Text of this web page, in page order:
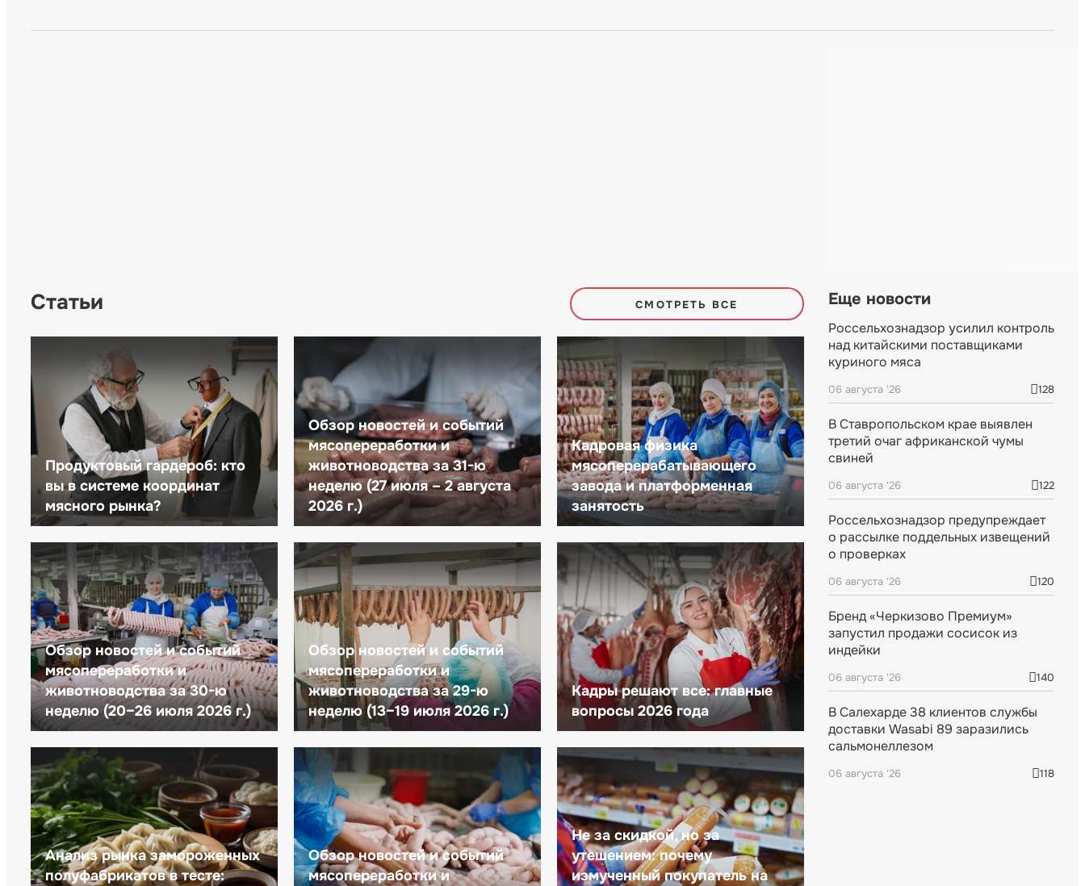
Статьи СМОТРЕТЬ ВСЕ
Продуктовый гардероб: кто
вы в системе координат
мясного рынка?
Обзор новостей и событий
мясопереработки и
животноводства за 31-ю
неделю (27 июля – 2 августа
2026 г.)
Кадровая физика
мясоперерабатывающего
завода и платформенная
занятость
Обзор новостей и событий
мясопереработки и
животноводства за 30-ю
неделю (20–26 июля 2026 г.)
Обзор новостей и событий
мясопереработки и
животноводства за 29-ю
неделю (13–19 июля 2026 г.)
Кадры решают все: главные
вопросы 2026 года
Анализ рынка замороженных
полуфабрикатов в тесте:
Обзор новостей и событий
мясопереработки и
Не за скидкой, но за
утешением: почему
измученный покупатель на
Еще новости
Россельхознадзор усилил контроль
над китайскими поставщиками
куриного мяса
06 августа '26 128
В Ставропольском крае выявлен
третий очаг африканской чумы
свиней
06 августа '26 122
Россельхознадзор предупреждает
о рассылке поддельных извещений
о проверках
06 августа '26 120
Бренд «Черкизово Премиум»
запустил продажи сосисок из
индейки
06 августа '26 140
В Салехарде 38 клиентов службы
доставки Wasabi 89 заразились
сальмонеллезом
06 августа '26 118